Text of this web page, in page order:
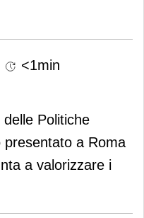
<1min
Politiche
a Roma
a valorizzare i